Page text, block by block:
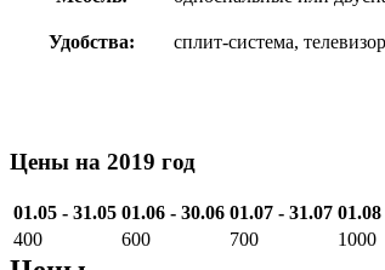
Удобства: сплит-система,
Цены на 2019 год
01.05 - 31.05 01.06 - 30.06 01.07 - 31.07
400
600 700 1000